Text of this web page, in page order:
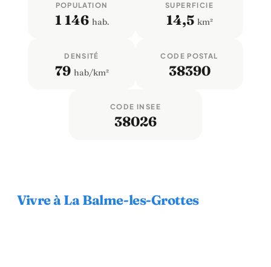
POPULATION
1 146 hab.
SUPERFICIE
14,5 km²
DENSITÉ
79 hab/km²
CODE POSTAL
38390
CODE INSEE
38026
Vivre à La Balme-les-Grottes